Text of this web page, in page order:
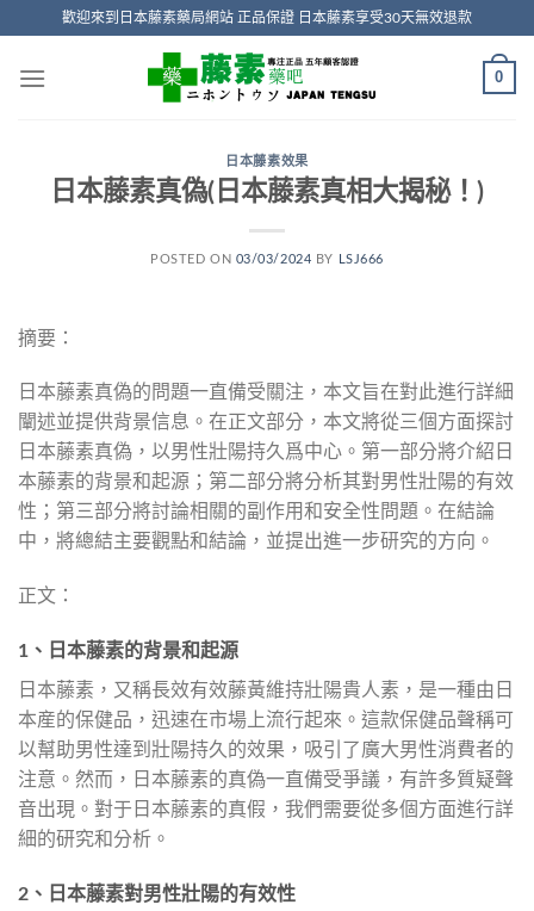
content
歡迎來到日本藤素藥局網站 正品保證 日本藤素享受30天無效退款
0
日本藤素效果
日本藤素真偽(日本藤素真相大揭秘！)
POSTED ON 03/03/2024 BY LSJ666
摘要：
日本藤素真偽的問題一直備受關注，本文旨在對此進行詳細
闡述並提供背景信息。在正文部分，本文將從三個方面探討
日本藤素真偽，以男性壯陽持久爲中心。第一部分將介紹日
本藤素的背景和起源；第二部分將分析其對男性壯陽的有效
性；第三部分將討論相關的副作用和安全性問題。在結論
中，將總結主要觀點和結論，並提出進一步研究的方向。
正文：
1、日本藤素的背景和起源
日本藤素，又稱長效有效藤黃維持壯陽貴人素，是一種由日
本産的保健品，迅速在市場上流行起來。這款保健品聲稱可
以幫助男性達到壯陽持久的效果，吸引了廣大男性消費者的
注意。然而，日本藤素的真偽一直備受爭議，有許多質疑聲
音出現。對于日本藤素的真假，我們需要從多個方面進行詳
細的研究和分析。
2、日本藤素對男性壯陽的有效性